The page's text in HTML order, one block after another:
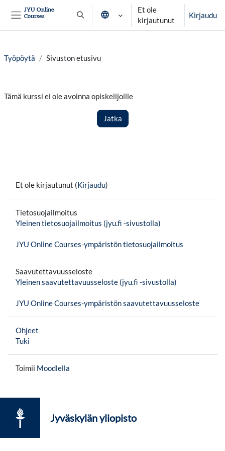
JYU Online
Courses
Vaihda hakusyöttöä
Et ole
kirjautunut
Kirjaudu
Työpöytä Sivuston etusivu
Tämä kurssi ei ole avoinna opiskelijoille
Jatka
Et ole kirjautunut (Kirjaudu)
Tietosuojailmoitus
Yleinen tietosuojailmoitus (jyu.fi -sivustolla)
JYU Online Courses-ympäristön tietosuojailmoitus
Saavutettavuusseloste
Yleinen saavutettavuusseloste (jyu.fi -sivustolla)
JYU Online Courses-ympäristön saavutettavuusseloste
Ohjeet
Tuki
Toimii Moodlella
Jyväskylän yliopisto